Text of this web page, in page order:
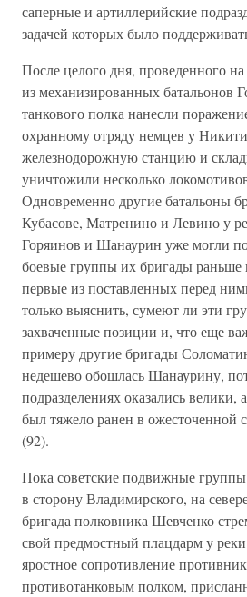
саперные и артиллерийские
задачей которых было
После целого дня, проведенного
из механизированных батальонов
танкового полка нанесли
охранному отряду немцев у
железнодорожную станцию и
уничтожили несколько
Одновременно другие батальоны
Кубасове, Матренино и Левино у
Горяинов и Шанаурин уже могли
боевые группы их бригады раньше
первые из поставленных перед
только выяснить, сумеют ли эти
захваченные позиции и, что еще
примеру другие бригады
недешево обошлась Шанаурину,
подразделениях оказались велики,
был тяжело ранен в ожесточенной
(92).
Пока советские подвижные
в сторону Владимирского, на
бригада полковника Шевченко
свой предмостный плацдарм у
яростное сопротивление
противотанковым полком,